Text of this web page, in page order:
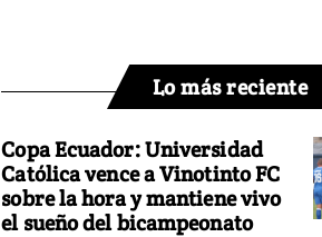
Lo más reciente
Copa Ecuador: Universidad
Católica vence a Vinotinto FC
sobre la hora y mantiene vivo
el sueño del bicampeonato